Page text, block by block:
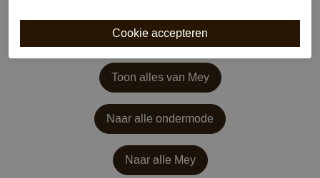
Toon alles van Mey
Naar alle ondermode
Naar alle Mey